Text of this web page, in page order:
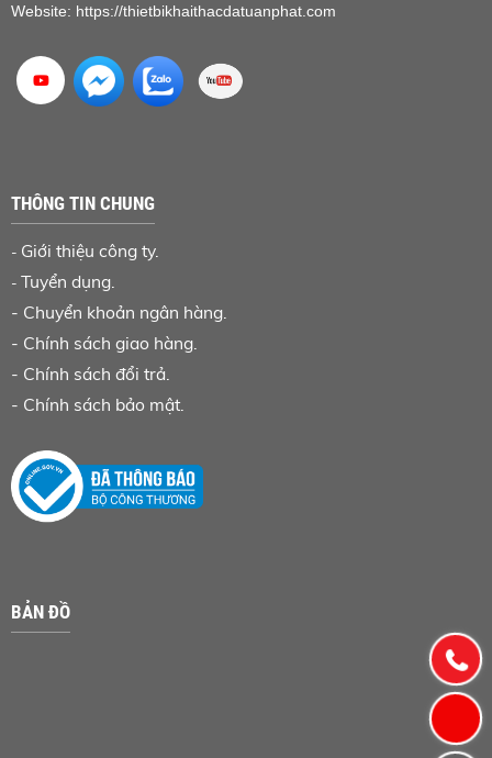
Website: https://thietbikhaithacdatuanphat.com
THÔNG TIN CHUNG
- Giới thiệu công ty.
- Tuyển dụng.
- Chuyển khoản ngân hàng
- Chính sách giao hàng.
- Chính sách đổi trả.
- Chính sách bảo mật.
BẢN ĐỒ